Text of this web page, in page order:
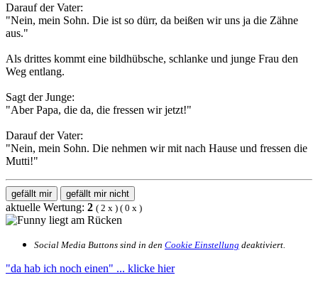
Darauf der Vater:
"Nein, mein Sohn. Die ist so dürr, da beißen wir uns ja die Zähne
aus."
Als drittes kommt eine bildhübsche, schlanke und junge Frau den
Weg entlang.
Sagt der Junge:
"Aber Papa, die da, die fressen wir jetzt!"
Darauf der Vater:
"Nein, mein Sohn. Die nehmen wir mit nach Hause und fressen die
Mutti!"
gefällt mir gefällt mir nicht
aktuelle Wertung: 2 ( 2 x ) ( 0 x )
Social Media Buttons sind in den Cookie Einstellung deaktiviert.
"da hab ich noch einen" ... klicke hier